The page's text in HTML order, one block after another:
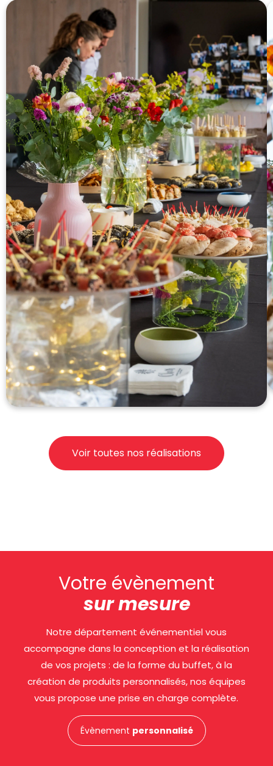
Voir toutes nos réalisations
Votre évènement
sur mesure
Notre département événementiel vous
accompagne dans la conception et la réalisation
de vos projets : de la forme du buffet, à la
création de produits personnalisés, nos équipes
vous propose une prise en charge complète.
Évènement personnalisé